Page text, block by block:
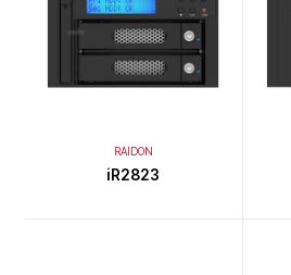
RAIDON
iR2823